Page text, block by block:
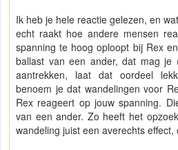
Ik heb je hele reactie gelezen, en
echt raakt hoe andere mensen
spanning te hoog oploopt bij Rex
ballast van een ander, dat mag je
aantrekken, laat dat oordeel
benoem je dat wandelingen voor
Rex reageert op jouw spanning.
van een ander. Zo heeft het
wandeling juist een averechts effect,